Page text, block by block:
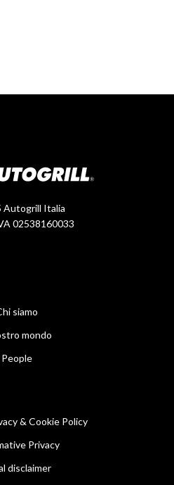
Autogrill Italia
02538160033
siamo
mondo
People
& Cookie Policy
Privacy
disclaimer